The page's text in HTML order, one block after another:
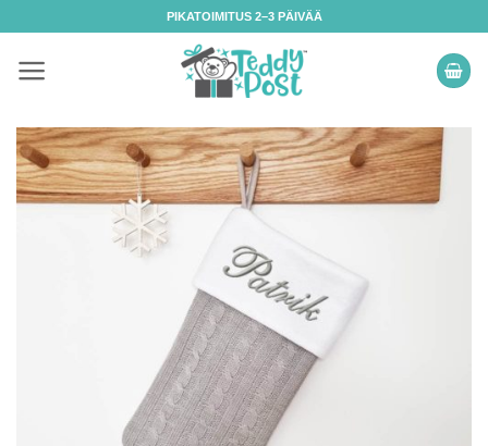
to
PIKATOIMITUS 2–3 PÄIVÄÄ